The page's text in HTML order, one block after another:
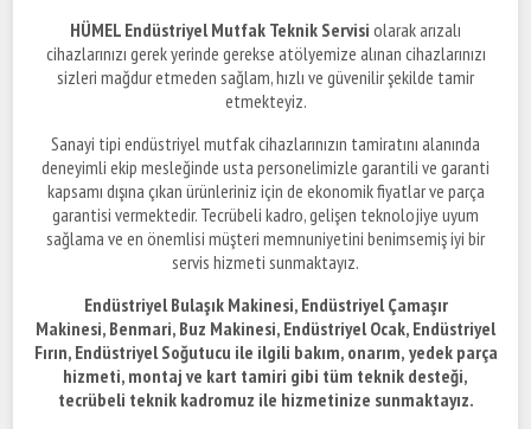
HÜMEL Endüstriyel Mutfak Teknik Servisi olarak arızalı
cihazlarınızı gerek yerinde gerekse atölyemize alınan cihazlarınızı
sizleri mağdur etmeden sağlam, hızlı ve güvenilir şekilde tamir
etmekteyiz.
Sanayi tipi endüstriyel mutfak cihazlarınızın tamiratını alanında
deneyimli ekip mesleğinde usta personelimizle garantili ve garanti
kapsamı dışına çıkan ürünleriniz için de ekonomik fiyatlar ve parça
garantisi vermektedir. Tecrübeli kadro, gelişen teknolojiye uyum
sağlama ve en önemlisi müşteri memnuniyetini benimsemiş iyi bir
servis hizmeti sunmaktayız.
Endüstriyel Bulaşık Makinesi, Endüstriyel Çamaşır
Makinesi, Benmari, Buz Makinesi, Endüstriyel Ocak, Endüstriyel
Fırın, Endüstriyel Soğutucu ile ilgili bakım, onarım, yedek parça
hizmeti, montaj ve kart tamiri gibi tüm teknik desteği,
tecrübeli teknik kadromuz ile hizmetinize sunmaktayız.